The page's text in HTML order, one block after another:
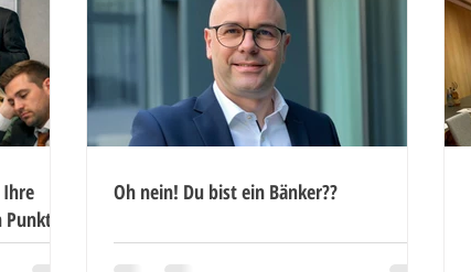
Punkt
Oh nein! Du bist ein Bänker??